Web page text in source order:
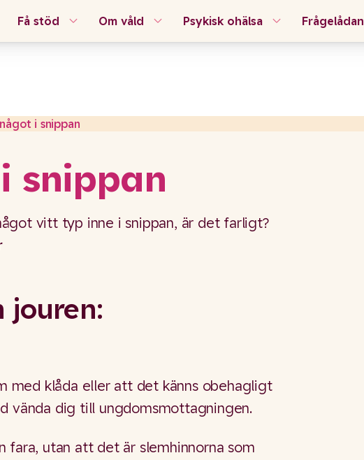
Få stöd Om våld Psykisk ohälsa Frågelådan
något i snippan
snippan
vitt typ inne i snippan, är det farligt?
jouren:
med klåda eller att det känns obehagligt
vända dig till ungdomsmottagningen.
fara, utan att det är slemhinnorna som